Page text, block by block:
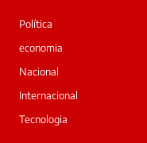
Política
economia
Nacional
Internacional
Tecnologia